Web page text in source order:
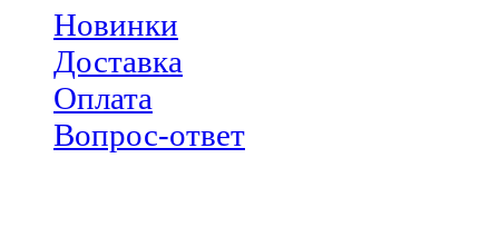
Новинки
Доставка
Оплата
Вопрос-ответ